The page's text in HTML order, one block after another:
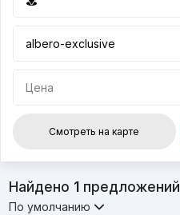
Цена
Смотреть на карте
Найдено 1предложений
По умолчанию